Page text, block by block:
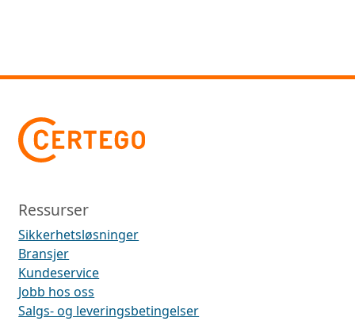
Ressurser
Sikkerhetsløsninger
Bransjer
Kundeservice
Jobb hos oss
Salgs- og leveringsbetingelser